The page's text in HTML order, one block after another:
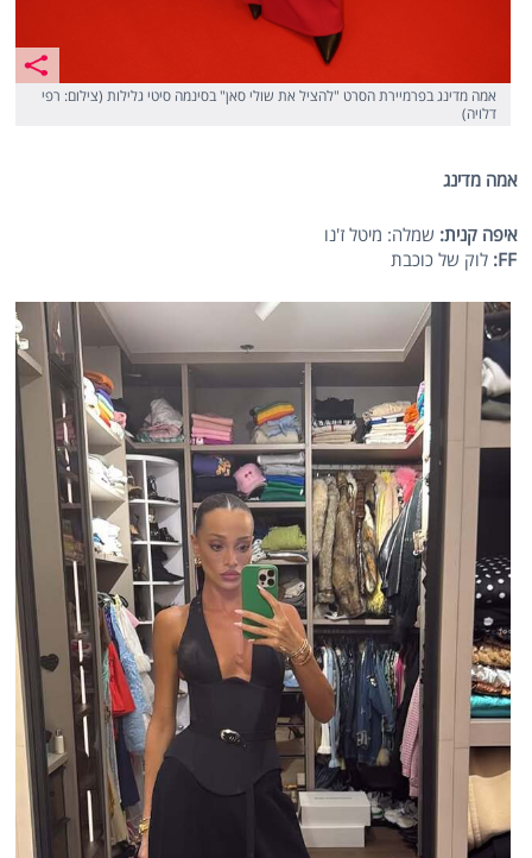
אמה מדינג בפרמיירת הסרט "להציל את שולי סאן" בסינמה סיטי גלילות (צילום: רפי
דלויה)
אמה מדינג
איפה קנית: שמלה: מיטל ז'נו
FF
: לוק של כוכבת